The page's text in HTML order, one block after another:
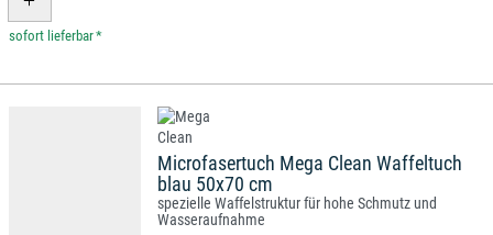
*
Microfasertuch Mega Clean Waffeltuch
blau 50x70 cm
spezielle Waffelstruktur für hohe Schmutz und
Wasseraufnahme